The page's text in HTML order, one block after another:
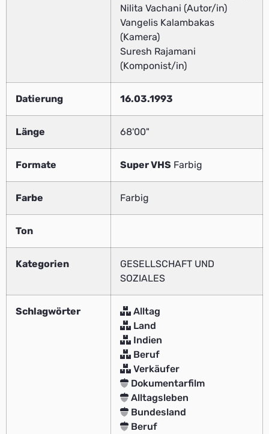
Nilita Vachani (Autor/in)
Vangelis Kalambakas
(Kamera)
Suresh Rajamani
(Komponist/in)
Datierung 16.03.1993
Länge 68'00"
Formate Super VHS Farbig
Farbe Farbig
Ton
Kategorien
GESELLSCHAFT UND
SOZIALES
Schlagwörter
Alltag
Land
Indien
Beruf
Verkäufer
Dokumentarfilm
Alltagsleben
Bundesland
Beruf